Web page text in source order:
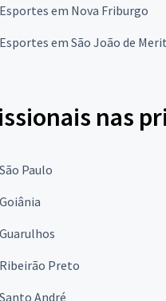
Esportes em Nova Friburgo
Esportes em São João de
nas
São Paulo
Goiânia
Guarulhos
Ribeirão Preto
Santo André